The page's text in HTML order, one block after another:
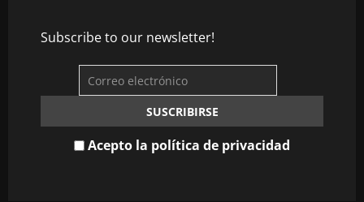
Subscribe to our newsletter!
Acepto la política de privacidad